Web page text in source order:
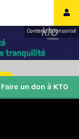
Contenu sponsorisé
Faire un don à KTO